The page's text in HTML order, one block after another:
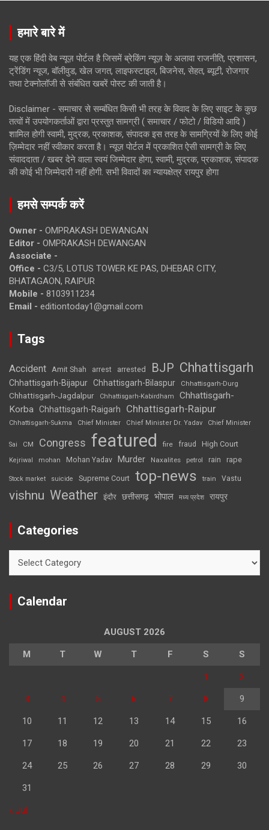
हमारे बारे में
यह एक हिंदी वेब न्यूज़ पोर्टल है जिसमें ब्रेकिंग न्यूज़ के अलावा राजनीति, प्रशासन,
ट्रेंडिंग न्यूज, बॉलीवुड, खेल जगत, लाइफस्टाइल, बिजनेस, सेहत, ब्यूटी, रोजगार
तथा टेक्नोलॉजी से संबंधित खबरें पोस्ट की जाती है।
Disclaimer - समाचार से सम्बंधित किसी भी तरह के विवाद के लिए साइट के कुछ
तत्वों में उपयोगकर्ताओं द्वारा प्रस्तुत सामग्री ( समाचार / फोटो / विडियो आदि )
शामिल होगी स्वामी, मुद्रक, प्रकाशक, संपादक इस तरह के सामग्रियों के लिए कोई
ज़िम्मेदार नहीं स्वीकार करता है। न्यूज़ पोर्टल में प्रकाशित ऐसी सामग्री के लिए
संवाददाता / खबर देने वाला स्वयं जिम्मेदार होगा, स्वामी, मुद्रक, प्रकाशक, संपादक
की कोई भी जिम्मेदारी नहीं होगी. सभी विवादों का न्यायक्षेत्र रायपुर होगा
हमसे सम्पर्क करें
Owner - OMPRAKASH DEWANGAN
Editor - OMPRAKASH DEWANGAN
Associate -
Office - C3/5, LOTUS TOWER KE PAS, DHEBAR CITY,
BHATAGAON, RAIPUR
Mobile - 8103911234
Email - editiontoday1@gmail.com
Tags
Accident Amit Shah arrest arrested BJP Chhattisgarh
Chhattisgarh-Bijapur Chhattisgarh-Bilaspur Chhattisgarh-Durg
Chhattisgarh-Jagdalpur Chhattisgarh-Kabirdham
Chhattisgarh-
Korba Chhattisgarh-Raigarh Chhattisgarh-Raipur
Chhattisgarh-Sukma Chief Minister Chief Minister Dr. Yadav Chief Minister
Sai CM Congress featured fire fraud High Court
Kejriwal mohan Mohan Yadav Murder Naxalites petrol rain rape
Stock market suicide Supreme Court top-news train Vastu
vishnu Weather इंदौर छत्तीसगढ़ भोपाल मध्य प्रदेश रायपुर
Categories
Calendar
AUGUST 2026
M T W T F S S
1 2
3 4 5 6 7 8 9
10 11 12 13 14 15 16
17 18 19 20 21 22 23
24 25 26 27 28 29 30
31
« Jul